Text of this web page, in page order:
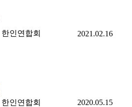
한인연합회 2021.02.16
한인연합회 2020.05.15